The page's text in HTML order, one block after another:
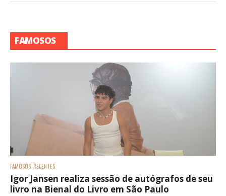
FAMOSOS
FAMOSOS RECENTES
Igor Jansen realiza sessão de autógrafos de seu
livro na Bienal do Livro em São Paulo